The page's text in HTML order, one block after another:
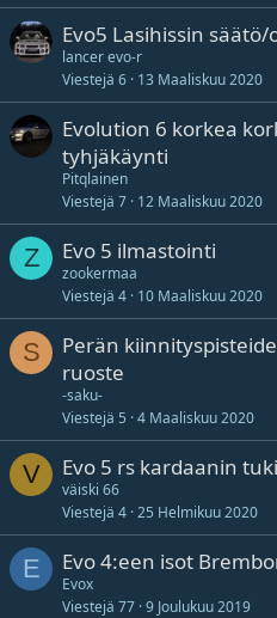
Evo5 Lasihissin
lancer evo-r
Viestejä 6 13 Maaliskuu 2020
Evolution 6 korkea
tyhjäkäynti
Pitqlainen
Viestejä 7 12 Maaliskuu 2020
Z Evo 5 ilmastointi
zookermaa
Viestejä 4 10 Maaliskuu 2020
S
Perän
ruoste
-saku-
Viestejä 5 4 Maaliskuu 2020
V Evo 5 rs kardaanin
väiski 66
Viestejä 4 25 Helmikuu 2020
E Evo 4:een isot
Evox
Viestejä 77 9 Joulukuu 2019